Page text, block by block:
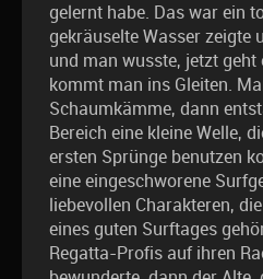
gelernt habe. Das war ein
gekräuselte Wasser zeigte
und man wusste, jetzt geht
kommt man ins Gleiten.
Schaumkämme, dann
Bereich eine kleine Welle,
ersten Sprünge benutzen
eine eingeschworene
liebevollen Charakteren,
eines guten Surftages
Regatta-Profis auf ihren